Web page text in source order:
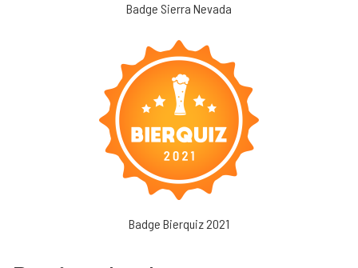
Badge Sierra Nevada
Badge Bierquiz 2021